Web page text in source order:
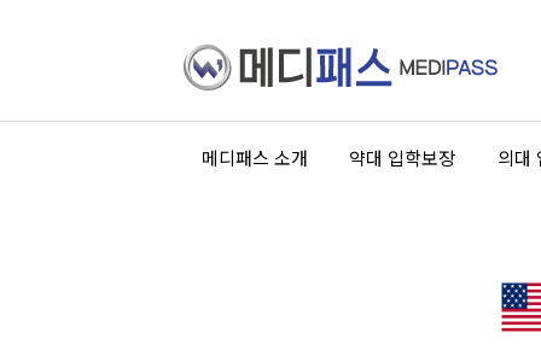
메디패스 소개 약대 입학보장 의대